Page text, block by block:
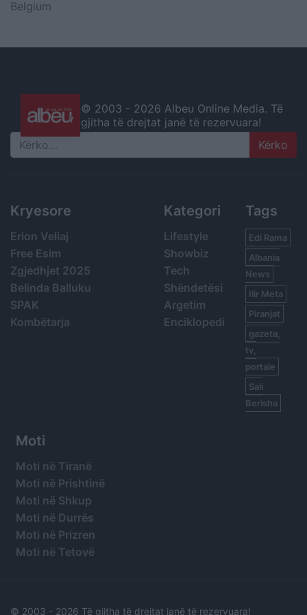
Belgium
© 2003 - 2026 Albeu Online Media. Të
gjitha të drejtat janë të rezervuara!
Search
Kryesore
Erion Veliaj
Free Esim
Zgjedhjet 2025
Belinda Balluku
SPAK
Kombëtarja
Kategori
Lifestyle
Showbiz
Tech
Shëndetësi
Argetim
Enciklopedi
Tags
Edi Rama
Albania
News
Ilir Meta
Piranjat
gazeta,
tv,
portale
Sali
Berisha
Moti
Moti në Tiranë
Moti në Prishtinë
Moti në Shkup
Moti në Durrës
Moti në Prizren
Moti në Tetovë
© 2003 - 2026 Të gjitha të drejtat janë të rezervuara!